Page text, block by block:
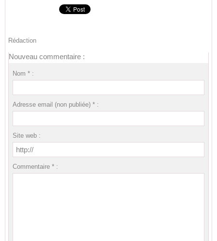
Rédaction
Nouveau commentaire :
Nom * :
Adresse email (non publiée) * :
Site web :
Commentaire * :